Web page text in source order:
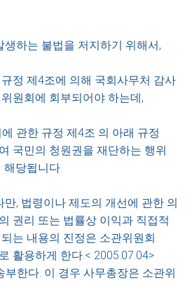
생하는 불법을 저지하기 위해서,
정 제4조에 의해 국회사무처 감사
원회에 회부되어야 하는데,
관한 규정 제4조 의 아래 규정
국민의 청원권을 재단하는 행위
해당됩니다.
, 법령이나 제도의 개선에 관한 의
권리 또는 법률상 이익과 직접적
는 내용의 진정은 소관위원회
활용하게 한다.< 2005.07.04>
한다. 이 경우 사무총장은 소관위